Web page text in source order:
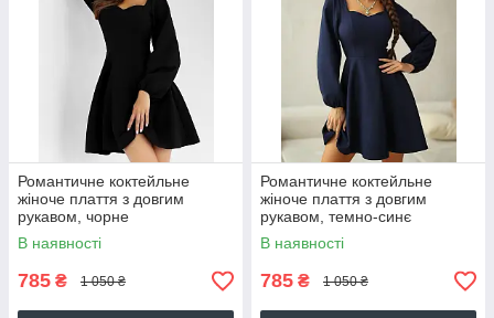
Романтичне коктейльне
жіноче плаття з довгим
рукавом, чорне
В наявності
785 ₴ 1 050 ₴
Романтичне коктейльне
жіноче плаття з довгим
рукавом, темно-синє
В наявності
785 ₴ 1 050 ₴